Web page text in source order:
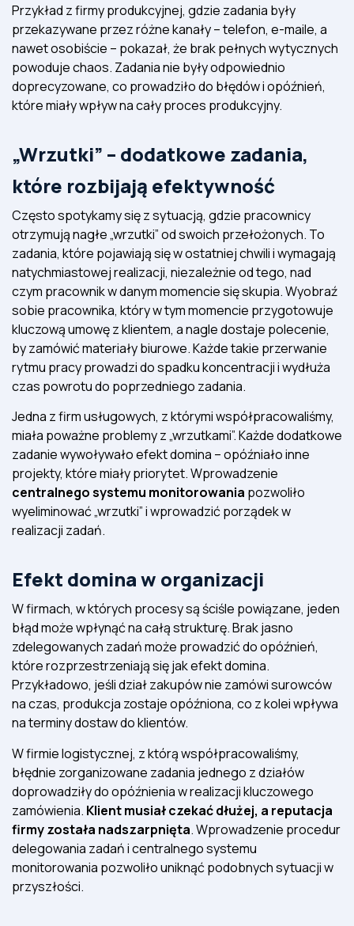
Przykład z firmy produkcyjnej, gdzie zadania były
przekazywane przez różne kanały – telefon, e-maile, a
nawet osobiście – pokazał, że brak pełnych wytycznych
powoduje chaos. Zadania nie były odpowiednio
doprecyzowane, co prowadziło do błędów i opóźnień,
które miały wpływ na cały proces produkcyjny.
„Wrzutki” – dodatkowe zadania,
które rozbijają efektywność
Często spotykamy się z sytuacją, gdzie pracownicy
otrzymują nagłe „wrzutki” od swoich przełożonych. To
zadania, które pojawiają się w ostatniej chwili i wymagają
natychmiastowej realizacji, niezależnie od tego, nad
czym pracownik w danym momencie się skupia. Wyobraź
sobie pracownika, który w tym momencie przygotowuje
kluczową umowę z klientem, a nagle dostaje polecenie,
by zamówić materiały biurowe. Każde takie przerwanie
rytmu pracy prowadzi do spadku koncentracji i wydłuża
czas powrotu do poprzedniego zadania.
Jedna z firm usługowych, z którymi współpracowaliśmy,
miała poważne problemy z „wrzutkami”. Każde dodatkowe
zadanie wywoływało efekt domina – opóźniało inne
projekty, które miały priorytet. Wprowadzenie
centralnego systemu monitorowania pozwoliło
wyeliminować „wrzutki” i wprowadzić porządek w
realizacji zadań.
Efekt domina w organizacji
W firmach, w których procesy są ściśle powiązane, jeden
błąd może wpłynąć na całą strukturę. Brak jasno
zdelegowanych zadań może prowadzić do opóźnień,
które rozprzestrzeniają się jak efekt domina.
Przykładowo, jeśli dział zakupów nie zamówi surowców
na czas, produkcja zostaje opóźniona, co z kolei wpływa
na terminy dostaw do klientów.
W firmie logistycznej, z którą współpracowaliśmy,
błędnie zorganizowane zadania jednego z działów
doprowadziły do opóźnienia w realizacji kluczowego
zamówienia. Klient musiał czekać dłużej, a reputacja
firmy została nadszarpnięta. Wprowadzenie procedur
delegowania zadań i centralnego systemu
monitorowania pozwoliło uniknąć podobnych sytuacji w
przyszłości.